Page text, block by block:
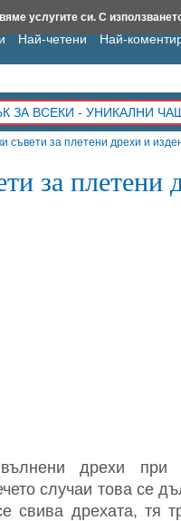
съвети за плетени дрехи и
за плетени
дрехи при
случаи това се
свива дрехата, тя
Най-четени Най-
ЗА ВСЕКИ - УНИКАЛНИ
BauBau.bg NewAge.bg
услугите си. С